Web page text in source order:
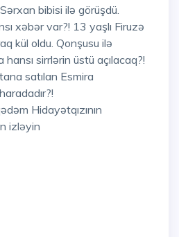
xəbər var?! 13 yaşlı Firuzə
kül oldu. Qonşusu ilə
sirrlərin üstü açılacaq?!
satılan Esmira
Hidayətqızının
izləyin